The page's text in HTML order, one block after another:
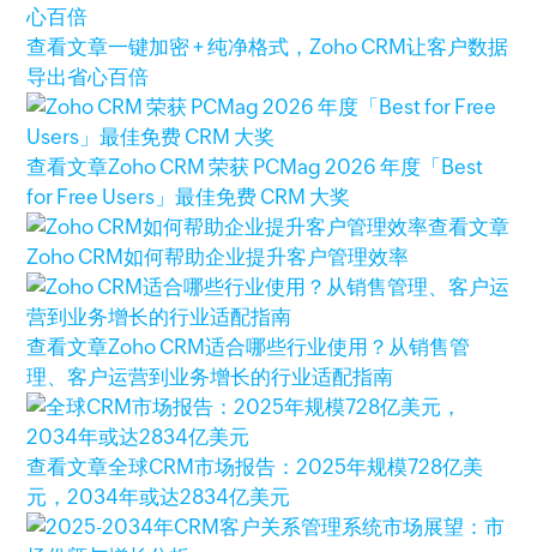
查看文章一键加密 + 纯净格式，Zoho CRM让客户数据
导出省心百倍
查看文章Zoho CRM 荣获 PCMag 2026 年度「Best
for Free Users」最佳免费 CRM 大奖
查看文章
Zoho CRM如何帮助企业提升客户管理效率
查看文章Zoho CRM适合哪些行业使用？从销售管
理、客户运营到业务增长的行业适配指南
查看文章全球CRM市场报告：2025年规模728亿美
元，2034年或达2834亿美元